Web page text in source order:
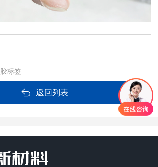
标签
返回列表